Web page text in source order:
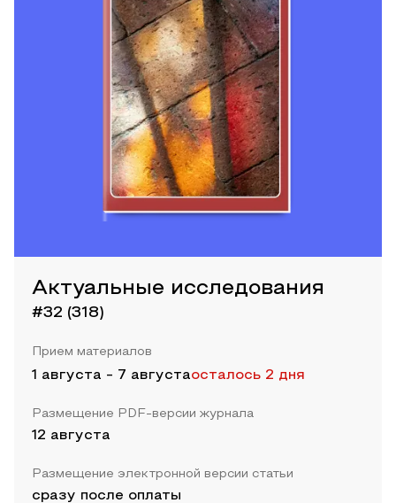
Актуальные исследования
#32 (318)
Прием материалов
1 августа - 7 августаосталось 2 дня
Размещение PDF-версии журнала
12 августа
Размещение электронной версии статьи
сразу после оплаты